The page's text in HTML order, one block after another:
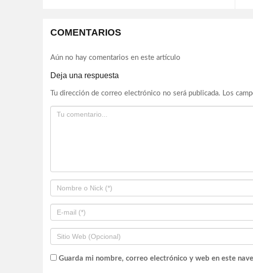
COMENTARIOS
Aún no hay comentarios en este artículo
Deja una respuesta
Tu dirección de correo electrónico no será publicada. Los
Guarda mi nombre, correo electrónico y web en este